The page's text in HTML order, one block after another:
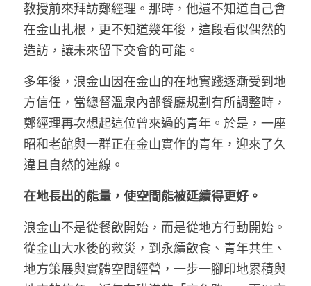
教授前來拜訪鄭經理。那時，他還不知道自己會
在金山扎根，更不知道幾年後，這段看似偶然的
造訪，讓未來留下交會的可能。
多年後，浪金山因在金山的在地實踐逐漸受到地
方信任，當總督溫泉內部餐廳規劃有所調整時，
鄭經理再次想起這位曾來過的青年。於是，一座
昭和老館與一群正在金山實作的青年，迎來了久
違且自然的連線。
在地長出的能量，使空間能被延續得更好。
浪金山不是從餐飲開始，而是從地方行動開始。
從金山大水後的救災，到永續飲食、青年共生、
地方策展與實體空間經營，一步一腳印地累積與